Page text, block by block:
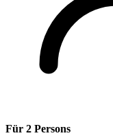
Für 2 Persons